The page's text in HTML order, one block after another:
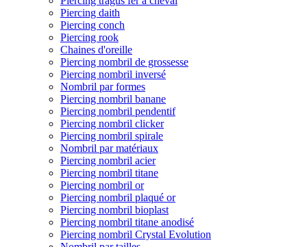
Piercing daith
Piercing conch
Piercing rook
Chaines d'oreille
Piercing nombril de grossesse
Piercing nombril inversé
Nombril par formes
Piercing nombril banane
Piercing nombril pendentif
Piercing nombril clicker
Piercing nombril spirale
Nombril par matériaux
Piercing nombril acier
Piercing nombril titane
Piercing nombril or
Piercing nombril plaqué or
Piercing nombril bioplast
Piercing nombril titane anodisé
Piercing nombril Crystal Evolution